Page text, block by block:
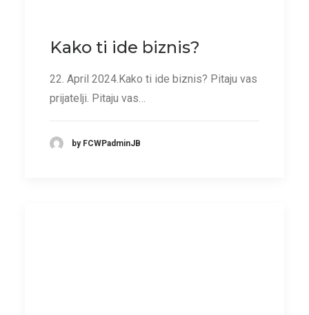
Kako ti ide biznis?
22. April 2024.Kako ti ide biznis? Pitaju vas
prijatelji. Pitaju vas…
by FCWPadminJB